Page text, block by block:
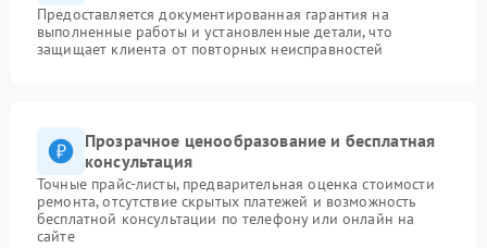
Предоставляется документированная гарантия на
выполненные работы и установленные детали, что
защищает клиента от повторных неисправностей
Прозрачное ценообразование и бесплатная
консультация
Точные прайс-листы, предварительная оценка стоимости
ремонта, отсутствие скрытых платежей и возможность
бесплатной консультации по телефону или онлайн на
сайте